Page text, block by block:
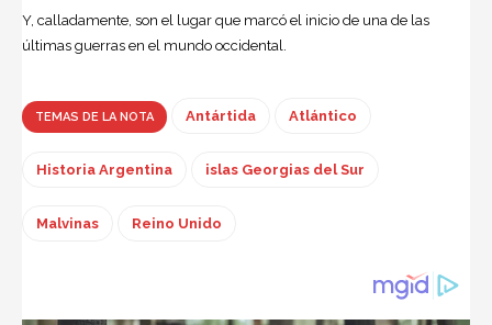
Y, calladamente, son el lugar que marcó el inicio de una de las
últimas guerras en el mundo occidental.
TEMAS DE LA NOTA Antártida Atlántico
Historia Argentina islas Georgias del Sur
Malvinas Reino Unido